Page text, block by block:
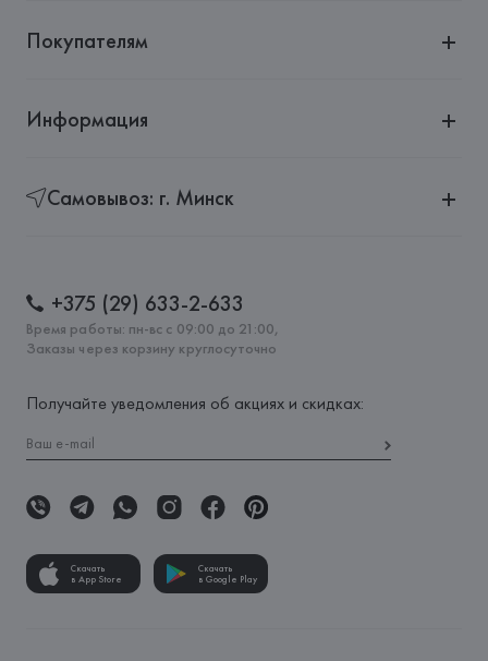
Покупателям
Информация
Самовывоз: г. Минск
+375 (29) 633-2-633
Время работы: пн-вс с 09:00 до 21:00,
Заказы через корзину круглосуточно
Получайте уведомления об акциях и скидках:
Скачать
в App Store
Скачать
в Google Play